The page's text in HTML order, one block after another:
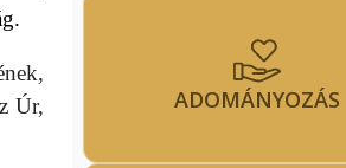
Úr,
ADOMÁNYOZÁS